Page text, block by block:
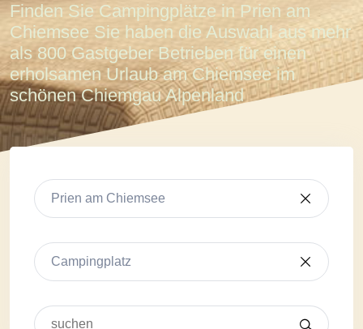
Finden Sie Campingplätze in Prien am
Chiemsee Sie haben die Auswahl aus mehr
als 800 Gastgeber Betrieben für einen
erholsamen Urlaub am Chiemsee im
schönen Chiemgau Alpenland
Prien am Chiemsee
Campingplatz